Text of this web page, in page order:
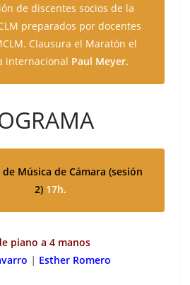
de discentes socios de la
preparados por docentes
Clausura el Maratón el
internacional Paul Meyer.
Música de Cámara (sesión
2) 17h.
piano a 4 manos
| Esther Romero